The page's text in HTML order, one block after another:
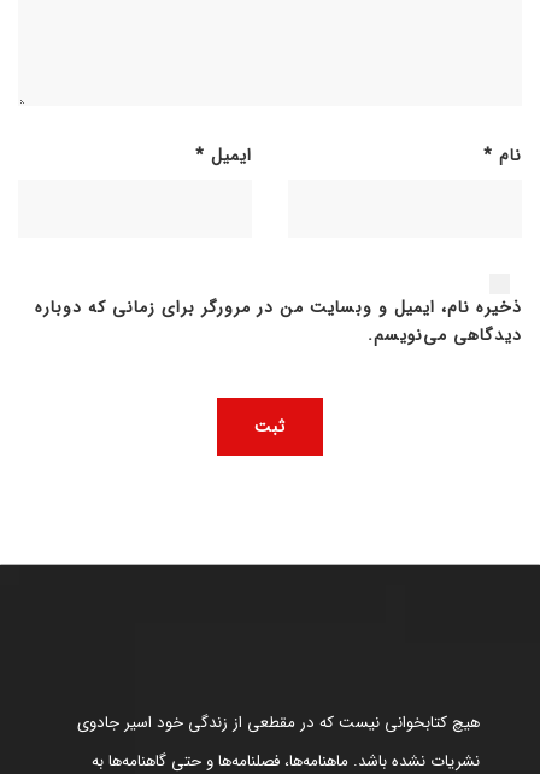
نام * ایمیل *
ذخیره نام، ایمیل و وبسایت من در مرورگر برای زمانی که دوباره
دیدگاهی می‌نویسم.
هیچ کتابخوانی نیست که در مقطعی از زندگی خود اسیر جادوی
نشریات نشده باشد. ماهنامه‌ها، فصلنامه‌ها و حتی گاهنامه‌ها به